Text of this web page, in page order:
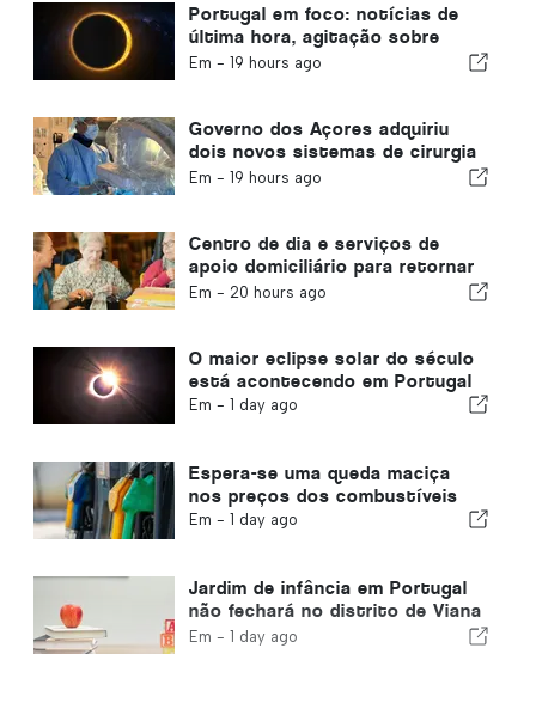
Portugal em foco: notícias de
última hora, agitação sobre
viagens e as principais notícias
Em - 19 hours ago
Governo dos Açores adquiriu
dois novos sistemas de cirurgia
robótica
Em - 19 hours ago
Centro de dia e serviços de
apoio domiciliário para retornar
ao município de Portugal
Em - 20 hours ago
O maior eclipse solar do século
está acontecendo em Portugal
Em - 1 day ago
Espera-se uma queda maciça
nos preços dos combustíveis
Em - 1 day ago
Jardim de infância em Portugal
não fechará no distrito de Viana
do Castelo
Em - 1 day ago